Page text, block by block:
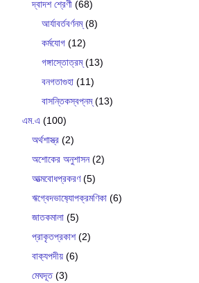
দ্বাদশ শ্রেণী (68)
আর্যাবর্তবর্ণনম্(8)
কর্মযোগ (12)
গঙ্গাস্তোত্রম্(13)
বনগতাগুহা (11)
বাসন্তিকস্বপ্নম্(13)
এম.এ (100)
অর্থশাস্ত্র (2)
অশোকের অনুশাসন(2)
আত্মবোধপ্রকরণ(5)
ঋগ্বেদভাষ‍্যোপক্রমণিকা (6)
জাতকমালা (5)
প্রাকৃতপ্রকাশ(2)
বাক‍্যপদীয় (6)
মেঘদূত(3)